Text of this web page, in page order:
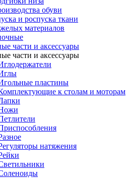
обуви
и роспуска ткани
материалов
части и аксессуары
части и аксессуары
пластины
к столам и моторам
натяжения